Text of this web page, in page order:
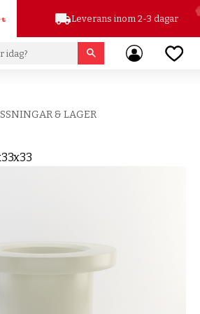
local_shippingLeverans inom 2-3 dagar
& LAGER